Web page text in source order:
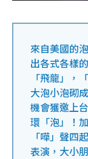
來自美國的
出各式各樣
「飛龍」，
大泡小泡砌
機會獲邀上
環「泡」！
「嘩」聲四
表演，大小